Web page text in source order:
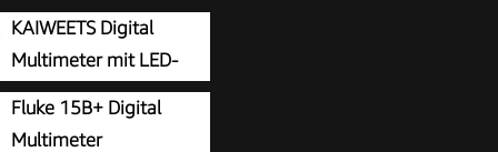
KAIWEETS Digital
Multimeter mit LED-
Buchsen,
True RMS Auto-
Fluke 15B+ Digital
Multimeter